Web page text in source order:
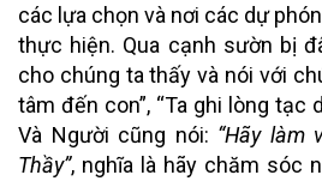
các lựa chọn và nơi các dự
thực hiện. Qua cạnh sườn bị
cho chúng ta thấy và nói với
tâm đến con”, “Ta ghi lòng tạc
Và Người cũng nói: “Hãy làm
Thầy”, nghĩa là hãy chăm sóc